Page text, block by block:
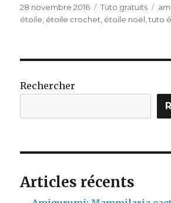
Publié
le
28 novembre 2016 Catégories
Tuto gratuits
étoile étoile crochet étoile noël ,tuto
Rechercher
Articles récents